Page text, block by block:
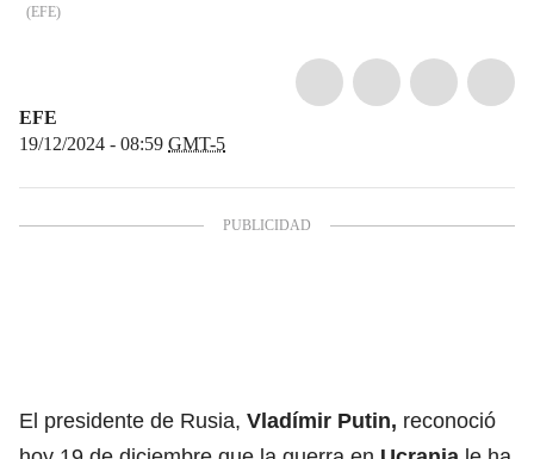
(EFE)
EFE
19/12/2024 - 08:59 GMT-5
El presidente de Rusia, Vladímir Putin, reconoció